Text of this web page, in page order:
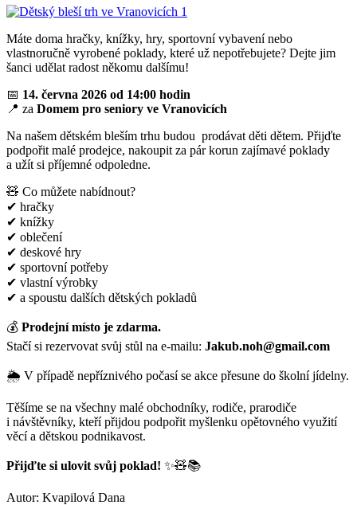
Máte doma hračky, knížky, hry, sportovní vybavení nebo
vlastnoručně vyrobené poklady, které už nepotřebujete? Dejte jim
šanci udělat radost někomu dalšímu!
📅 14. června 2026 od 14:00 hodin
📍 za Domem pro seniory ve Vranovicích
Na našem dětském bleším trhu budou prodávat děti dětem. Přijďte
podpořit malé prodejce, nakoupit za pár korun zajímavé poklady
a užít si příjemné odpoledne.
🧸 Co můžete nabídnout?
✔ hračky
✔ knížky
✔ oblečení
✔ deskové hry
✔ sportovní potřeby
✔ vlastní výrobky
✔ a spoustu dalších dětských pokladů
💰 Prodejní místo je zdarma.
Stačí si rezervovat svůj stůl na e-mailu: Jakub.noh@gmail.com
🌦 V případě nepříznivého počasí se akce přesune do školní jídelny.
Těšíme se na všechny malé obchodníky, rodiče, prarodiče
i návštěvníky, kteří přijdou podpořit myšlenku opětovného využití
věcí a dětskou podnikavost.
Přijďte si ulovit svůj poklad! ✨🧸📚
Autor: Kvapilová Dana